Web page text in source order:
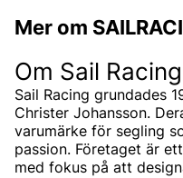
Mer om
Om Sail Racing
Sail Racing grundades
Christer Johansson.
varumärke för segling
passion. Företaget är
med fokus på att